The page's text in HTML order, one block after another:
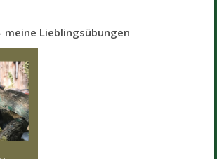
meine Lieblingsübungen